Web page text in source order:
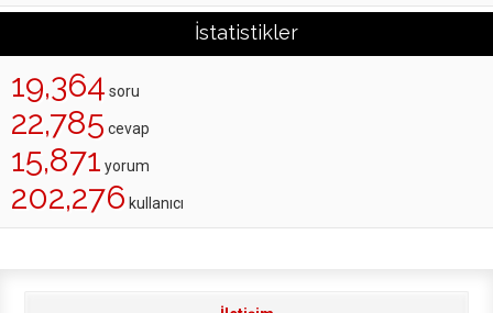
İstatistikler
19,364 soru
22,785 cevap
15,871 yorum
202,276 kullanıcı